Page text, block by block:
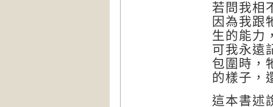
若問我相
因為我跟
生的能力
可我永遠
包圍時，
的樣子，
這本書述